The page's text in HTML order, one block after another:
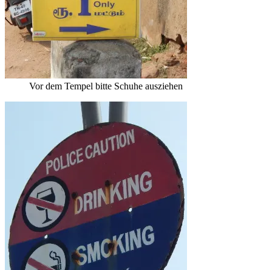
Vor dem Tempel bitte Schuhe ausziehen